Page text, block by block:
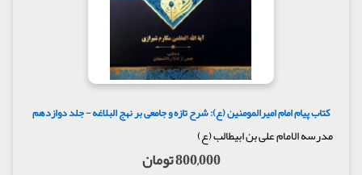
کتاب پیام امام امیرالمومنین (ع): شرح تازه و جامعی بر نهج البلاغه - جلد دوازدهم
مدرسه الامام علی بن ابیطالب (ع)
800,000 تومان